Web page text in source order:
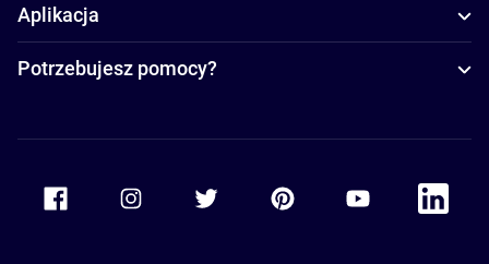
Aplikacja
Potrzebujesz pomocy?
Accor Youtube
Accor